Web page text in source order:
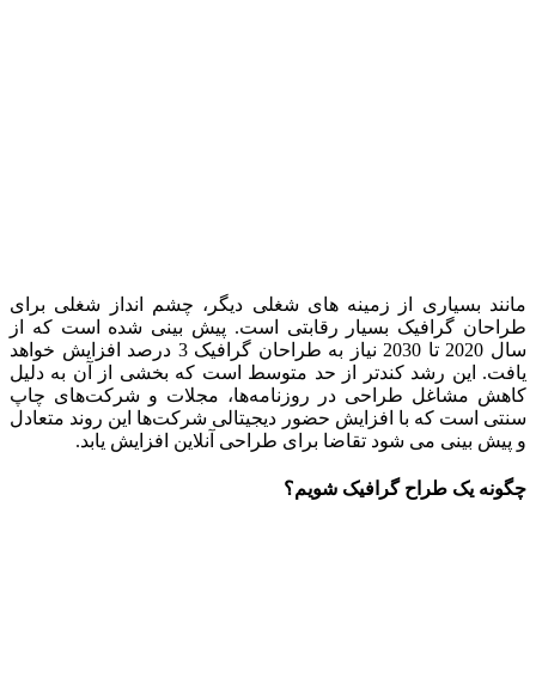
مانند بسیاری از زمینه های شغلی دیگر، چشم انداز شغلی برای
طراحان گرافیک بسیار رقابتی است. پیش بینی شده است که از
سال 2020 تا 2030 نیاز به طراحان گرافیک 3 درصد افزایش خواهد
یافت. این رشد کندتر از حد متوسط است که بخشی از آن به دلیل
کاهش مشاغل طراحی در روزنامه‌ها، مجلات و شرکت‌های چاپ
سنتی است که با افزایش حضور دیجیتالی شرکت‌ها این روند متعادل
و پیش بینی می شود تقاضا برای طراحی آنلاین افزایش یابد.
چگونه یک طراح گرافیک شویم؟